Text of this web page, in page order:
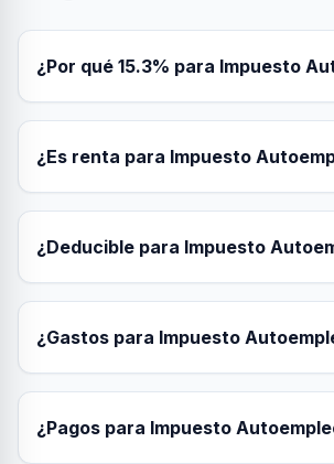
¿Por qué 15.3% para Impuesto
¿Es renta para Impuesto
¿Deducible para Impuesto
¿Gastos para Impuesto
¿Pagos para Impuesto